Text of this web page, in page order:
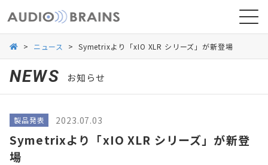
> ニュース > Symetrixより「xIO XLR シリーズ」が新登場
NEWS お知らせ
製品発表 2023.07.03
Symetrixより「xIO XLR シリーズ」が新登
場